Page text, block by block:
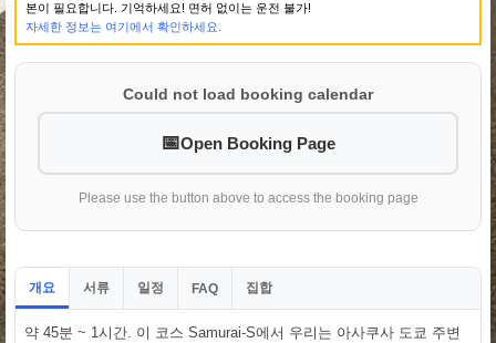
본이 필요합니다. 기억하세요! 면허 없이는 운전 불가!
자세한 정보는 여기에서 확인하세요.
Could not load booking calendar
Open Booking Page
Please use the button above to access the booking page
개요 서류 일정 FAQ 집합
약 45분 ~ 1시간. 이 코스 Samurai-S에서 우리는 아사쿠사 도쿄 주변